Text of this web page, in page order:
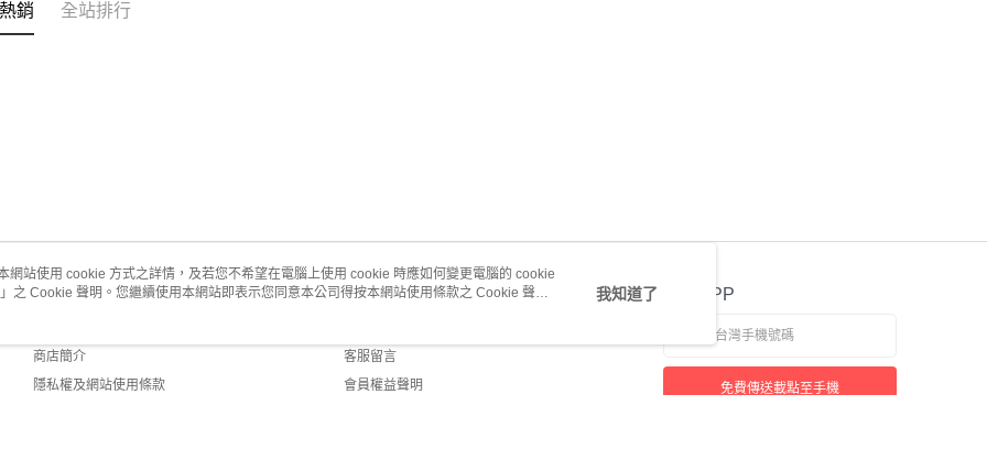
銷 全站排行
關於我們
商店簡介
隱私權及網站使用條款
客服資訊
客服留言
會員權益聲明
官方APP
免費傳送載點至手機
網站使用 cookie 方式之詳情，及若您不希望在電腦上使用 cookie 時應如何變更電腦的 cookie
」之 Cookie 聲明。您繼續使用本網站即表示您同意本公司得按本網站使用條款之 Cookie 聲明
我知道了